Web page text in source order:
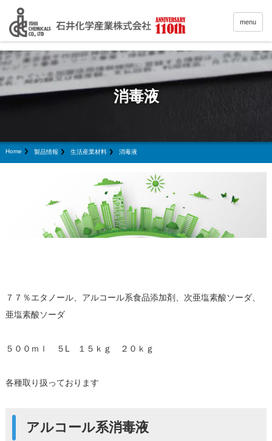
menu
消毒液
Home 製品情報 生活産業材料 消毒液
７７％エタノール、アルコール系食品添加剤、次亜塩素酸ソーダ、
亜塩素酸ソーダ
５００ｍｌ ５L １５ｋｇ ２０ｋｇ
各種取り扱っております
アルコール系消毒液